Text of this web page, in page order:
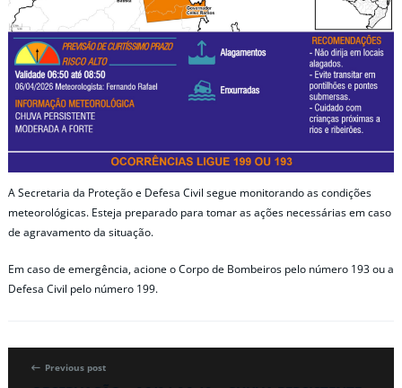
A Secretaria da Proteção e Defesa Civil segue monitorando as condições
meteorológicas. Esteja preparado para tomar as ações necessárias em caso
de agravamento da situação.
Em caso de emergência, acione o Corpo de Bombeiros pelo número 193 ou a
Defesa Civil pelo número 199.
Previous post